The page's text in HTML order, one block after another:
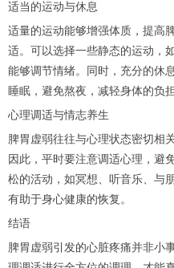
适当的运动与休息
适量的运动能够增强体质，提高
适。可以选择一些静态的运动，
能够调节情绪。同时，充分的休
睡眠，避免熬夜，减轻身体的负
心理调适与情志养生
脾胃虚弱往往与心理状态密切相
因此，平时要注意调适心理，避
松的活动，如冥想、听音乐、与
有助于身心健康的恢复。
结语
脾胃虚弱引发的心脏疼痛并非小